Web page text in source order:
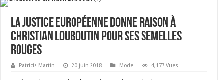
La justice européenne donne raison à
Christian Louboutin pour ses semelles
rouges
Patricia Martin 20 juin 2018 Mode 4,177 Vues